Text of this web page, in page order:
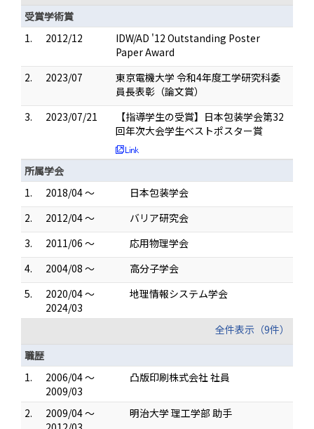
受賞学術賞
1.
2012/12
IDW/AD '12 Outstanding Poster
Paper Award
2.
2023/07
東京電機大学 令和4年度工学研究科委
員長表彰（論文賞）
3.
2023/07/21
【指導学生の受賞】日本包装学会第32
回年次大会学生ベストポスター賞
所属学会
1.
2018/04 ～
日本包装学会
2.
2012/04 ～
バリア研究会
3.
2011/06 ～
応用物理学会
4.
2004/08 ～
高分子学会
5.
2020/04 ～
2024/03
地理情報システム学会
全件表示（9件）
職歴
1.
2006/04 ～
2009/03
凸版印刷株式会社 社員
2.
2009/04 ～
明治大学 理工学部 助手